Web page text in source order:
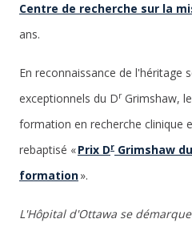
Centre de recherche sur la
ans.
En reconnaissance de l'héritage
exceptionnels du DrGrimshaw,
formation en recherche clinique
rebaptisé «Prix Dr Grimshaw
formation».
L'Hôpital d'Ottawa se